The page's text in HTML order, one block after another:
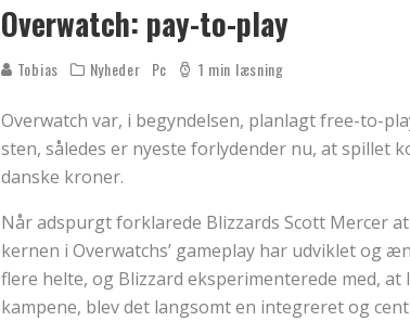
Overwatch: pay-to-play
Tobias Nyheder Pc 1 min læsning
Overwatch var, i begyndelsen, planlagt free-to-
sten, således er nyeste forlydender nu, at spillet
danske kroner.
Når adspurgt forklarede Blizzards Scott Mercer
kernen i Overwatchs’ gameplay har udviklet og
flere helte, og Blizzard eksperimenterede med,
kampene, blev det langsomt en integreret og